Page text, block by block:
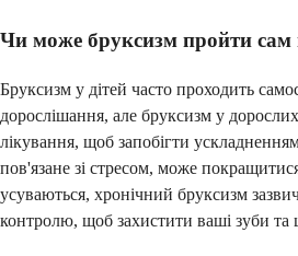
Чи може бруксизм пройти сам
Бруксизм у дітей часто проходить
дорослішання, але бруксизм у
лікування, щоб запобігти
пов'язане зі стресом, може
усуваються, хронічний бруксизм
контролю, щоб захистити ваші зуби та